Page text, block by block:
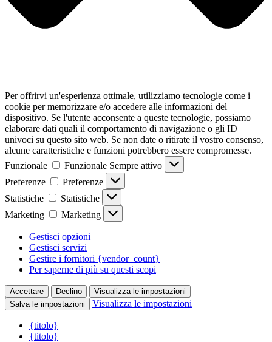
Per offrirvi un'esperienza ottimale, utilizziamo tecnologie come i
cookie per memorizzare e/o accedere alle informazioni del
dispositivo. Se l'utente acconsente a queste tecnologie, possiamo
elaborare dati quali il comportamento di navigazione o gli ID
univoci su questo sito web. Se non date o ritirate il vostro consenso,
alcune caratteristiche e funzioni potrebbero essere compromesse.
Funzionale
Funzionale Sempre attivo
Preferenze
Preferenze
Statistiche
Statistiche
Marketing
Marketing
Gestisci opzioni
Gestisci servizi
Gestire i fornitori {vendor_count}
Per saperne di più su questi scopi
Accettare Declino
Visualizza le impostazioni
Salva le impostazioni
Visualizza le impostazioni
{titolo}
{titolo}